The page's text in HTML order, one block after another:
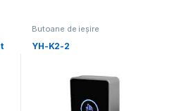
Butoane de ieșire
YH-K2-2